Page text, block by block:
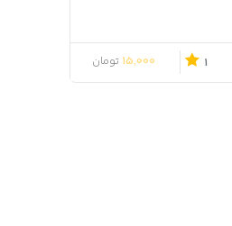
1
15,000 تومان